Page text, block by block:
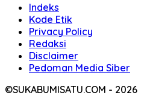
Indeks
Kode Etik
Privacy Policy
Redaksi
Disclaimer
Pedoman Media Siber
©SUKABUMISATU.COM - 2026